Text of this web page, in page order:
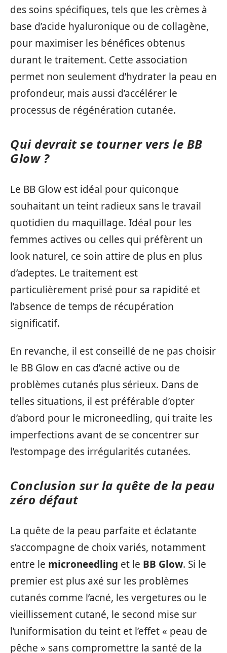
des soins spécifiques, tels que les crèmes à
base d’acide hyaluronique ou de collagène,
pour maximiser les bénéfices obtenus
durant le traitement. Cette association
permet non seulement d’hydrater la peau en
profondeur, mais aussi d’accélérer le
processus de régénération cutanée.
Qui devrait se tourner vers le BB
Glow ?
Le BB Glow est idéal pour quiconque
souhaitant un teint radieux sans le travail
quotidien du maquillage. Idéal pour les
femmes actives ou celles qui préfèrent un
look naturel, ce soin attire de plus en plus
d’adeptes. Le traitement est
particulièrement prisé pour sa rapidité et
l’absence de temps de récupération
significatif.
En revanche, il est conseillé de ne pas choisir
le BB Glow en cas d’acné active ou de
problèmes cutanés plus sérieux. Dans de
telles situations, il est préférable d’opter
d’abord pour le microneedling, qui traite les
imperfections avant de se concentrer sur
l’estompage des irrégularités cutanées.
Conclusion sur la quête de la peau
zéro défaut
La quête de la peau parfaite et éclatante
s’accompagne de choix variés, notamment
entre le microneedling et le BB Glow. Si le
premier est plus axé sur les problèmes
cutanés comme l’acné, les vergetures ou le
vieillissement cutané, le second mise sur
l’uniformisation du teint et l’effet « peau de
pêche » sans compromettre la santé de la